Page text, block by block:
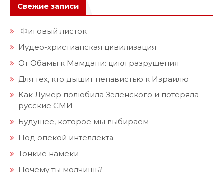
Свежие записи
Фиговый листок
Иудео-христианская цивилизация
От Обамы к Мамдани: цикл разрушения
Для тех, кто дышит ненавистью к Израилю
Как Лумер полюбила Зеленского и потеряла
русские СМИ
Будущее, которое мы выбираем
Под опекой интеллекта
Тонкие намёки
Почему ты молчишь?